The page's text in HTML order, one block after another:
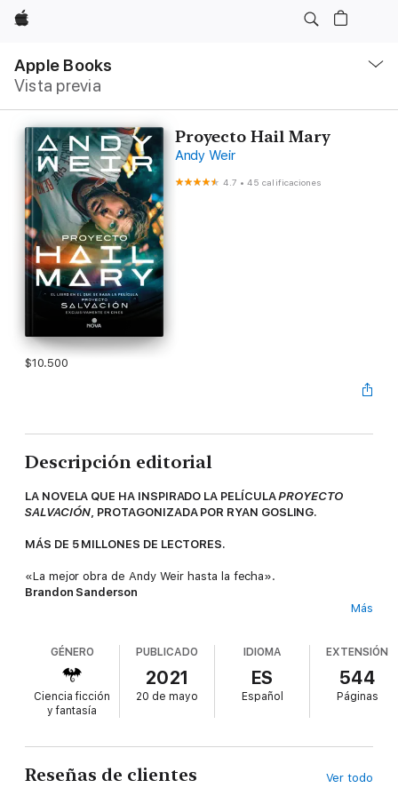
Apple
Apple Books
Vista previa
local
Abrir
Proyecto Hail Mary
Andy Weir
4.7 •45 calificaciones
$10.500
Descripción editorial
LA NOVELA QUE HA INSPIRADO LA PELÍCULAPROYECTO
SALVACIÓN, PROTAGONIZADA POR RYAN GOSLING.
MÁS DE 5 MILLONES DE LECTORES.
«La mejor obra de Andy Weir hasta la fecha».
Brandon Sanderson
George R.R. Martin
«Uno de los viajes más originales, emocionantes y divertidos
que he hecho».
Ernest Cline
Una misión imposible.
Un aliado que jamás habría imaginado.
Más
GÉNERO
Ciencia ficción
y fantasía
PUBLICADO
2021
20 de mayo
IDIOMA
ES
Español
EXTENSIÓN
544
Páginas
Reseñas de clientes Ver todo